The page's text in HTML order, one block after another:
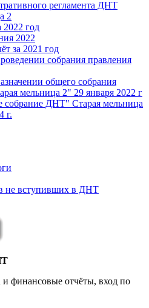
регламента ДНТ
2
2022 год
2022
за 2021 год
собрания правления
общего собрания
мельница 2" 29 января 2022 г
собрание ДНТ" Старая мельница
г.
не вступивших в ДНТ
и финансовые отчёты, вход по